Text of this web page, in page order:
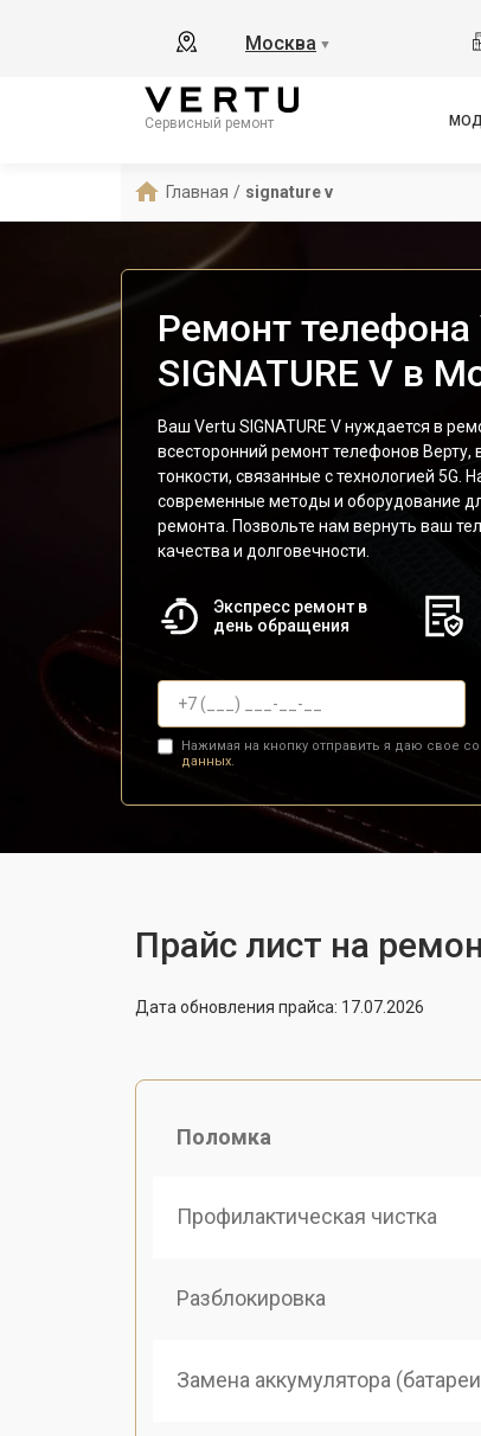
Москва ▼
Сервисный ремонт
Главная / signature v
Ремонт телефона
SIGNATURE V в
Ваш Vertu SIGNATURE V нуждается в
всесторонний ремонт телефонов
тонкости, связанные с технологией 5G.
современные методы и оборудование
ремонта. Позвольте нам вернуть ваш
качества и долговечности.
Экспресс ремонт в
день обращения
Нажимая на кнопку отправить я даю свое
данных.
Прайс лист на
Дата обновления прайса: 17.07.2026
Поломка
Профилактическая чистка
Разблокировка
Замена аккумулятора